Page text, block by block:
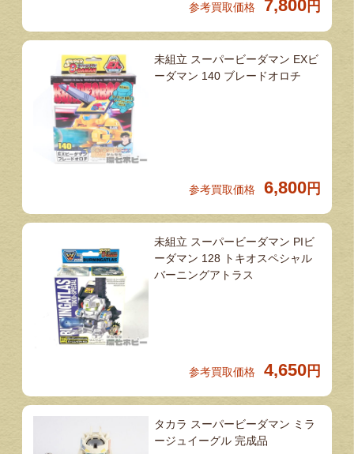
参考買取価格 7,800 円
未組立 スーパービーダマン EXビ
ーダマン 140 ブレードオロチ
参考買取価格 6,800 円
未組立 スーパービーダマン PIビ
ーダマン 128 トキオスペシャル
バーニングアトラス
参考買取価格 4,650 円
タカラ スーパービーダマン ミラ
ージュイーグル 完成品